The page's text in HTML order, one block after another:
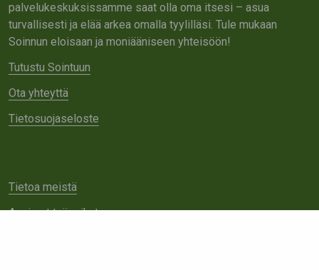
palvelukeskuksissamme saat olla oma itsesi – asua
turvallisesti ja elää arkea omalla tyylilläsi. Tule mukaan
Soinnun eloisaan ja moniääniseen yhteisöön!
Tutustu Sointuun
Ota yhteyttä
Tietosuojaseloste
Tietoa meistä
Avoimet työpaikat